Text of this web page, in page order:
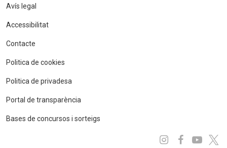
Avís legal
Accessibilitat
Contacte
Politica de cookies
Politica de privadesa
Portal de transparència
Bases de concursos i sorteigs
Instagram